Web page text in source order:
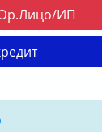
ИП